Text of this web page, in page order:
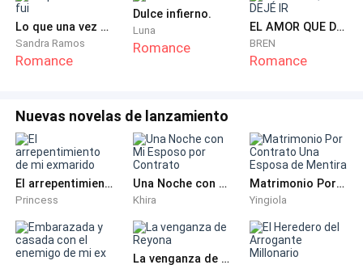
de mi empresa, sino que prácticamente tiene más
control sobre mi vida, de lo que hubiese tenido la
madre que me parió.
extremadamente talentosa, profesional, hábil y que
me conoce a la perfección, porque ha sido la única
secretaria que he tenido desde que comencé a dirigir
mi compañía.
aquel momento y no era tan genial cuando
empezamos, a como es ahora, pero nunca, en tantos
Lo que una vez fui
Sandra Ramos
Romance
Dulce infierno.
Luna
Romance
EL AMOR QUE DEJÉ IR
BREN
Romance
Nuevas novelas de lanzamiento
El arrepentimiento de mi exmarido
Princess
Una Noche con Mi Esposo por Contrato
Khira
Matrimonio Por Contrato Una Esposa de Mentira
Yingiola
La venganza de Reyona